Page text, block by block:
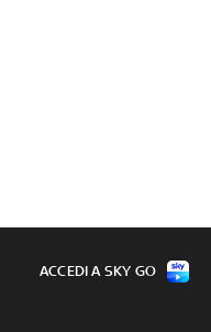
ACCEDI A SKY GO